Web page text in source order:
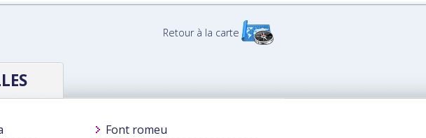
Retour à la carte
Font romeu